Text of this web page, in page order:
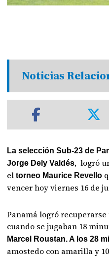
Noticias
La selección Sub-23 de
Jorge Dely Valdés, logró
eltorneo Maurice Revello
vencer hoy viernes 16 de
Panamá logró
cuando se jugaban 18
Marcel Roustan. A los 28
amostedo con amarilla y